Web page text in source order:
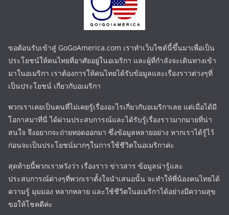
ขอต้อนรับเข้าสู่ GoGoAmerica.com เราทำเว็บไซต์นี้ขึ้นมาเพื่อเป็น
ประโยชน์ให้คนไทยที่อาศัยอยู่ในอเมริกา และผู้ที่กำลังจะเดินทางเข้า
มาในอเมริกา เราต้องการให้คนไทยได้รับข้อมูลและเรื่องราวต่างๆที่
เป็นประโยชน์ เกี่ยวกับอเมริกา
พวกเราเคยเป็นคนที่ไม่เคยรู้เรื่องอะไรเกี่ยวกับอเมริกาเลย แต่เมื่อได้มี
โอกาสมาที่นี่ ได้ผ่านประสบการณ์และได้รับรู้เรื่องราวมากมายที่น่า
สนใจ จึงอยากจะถ่ายทอดออกมา ซึ่งข้อมูลหลายอย่าง หากเราได้รู้ไว้
ก่อนจะเป็นประโยชน์มากๆในการใช้ชีวิตในอเมริกาค่ะ
สุดท้ายนี้พวกเราหวังว่า เรื่องราว ข่าวสาร ข้อมูลน่ารู้และ
ประสบการณ์ต่างๆที่พวกเราตั้งใจนำเสนอนั้น จะทำให้พี่น้องคนไทยได้
ความรู้ มุมมอง หลากหลาย และใช้ชีวิตในอเมริกาได้อย่างมีความสุข
ขอให้โชคดีค่ะ